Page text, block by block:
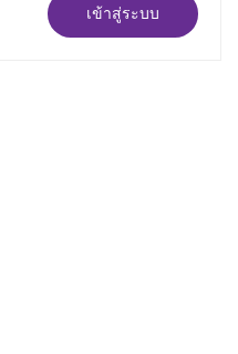
เข้าสู่ระบบ